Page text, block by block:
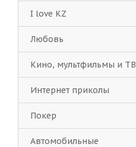
I love KZ
Любовь
Кино, мультфильмы и ТВ
Интернет приколы
Покер
Автомобильные